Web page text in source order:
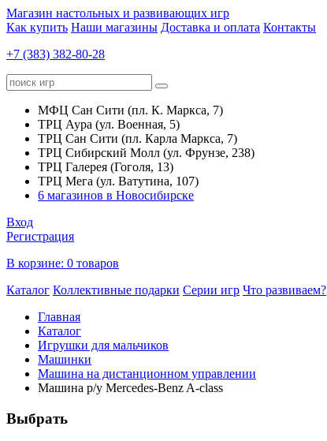
Магазин настольных и развивающих игр
Как купить Наши магазины Доставка и оплата Контакты
+7 (383) 382-80-28
МФЦ Сан Сити (пл. К. Маркса, 7)
ТРЦ Аура (ул. Военная, 5)
ТРЦ Сан Сити (пл. Карла Маркса, 7)
ТРЦ Сибирский Молл (ул. Фрунзе, 238)
ТРЦ Галерея (Гоголя, 13)
ТРЦ Мега (ул. Ватутина, 107)
6 магазинов в Новосибирске
Вход
Регистрация
В корзине: 0 товаров
Каталог Коллективные подарки Серии игр Что развиваем?
Главная
Каталог
Игрушки для мальчиков
Машинки
Машина на дистанционном управлении
Машина р/у Mercedes-Benz A-class
Выбрать